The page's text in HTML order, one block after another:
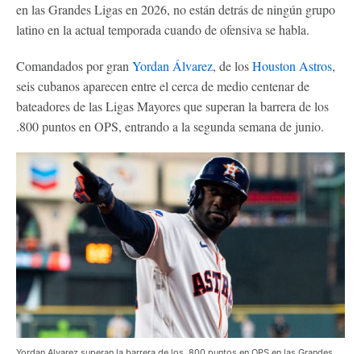
en las Grandes Ligas en 2026, no están detrás de ningún grupo
latino en la actual temporada cuando de ofensiva se habla.
Comandados por gran Yordan Álvarez, de losHouston Astros,
seis cubanos aparecen entre el cerca de medio centenar de
bateadores de las Ligas Mayores que superan la barrera de los
.800 puntos en OPS, entrando a la segunda semana de junio.